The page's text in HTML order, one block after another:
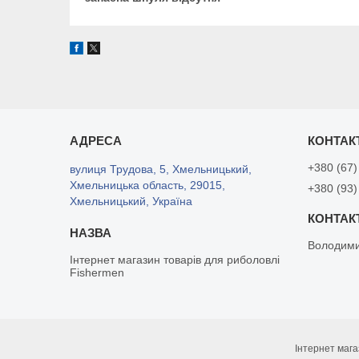
вулиця Трудова, 5, Хмельницький,
Хмельницька область, 29015,
Хмельницький, Україна
Інтернет магазин товарів для риболовлі
Fishermen
+380
+380